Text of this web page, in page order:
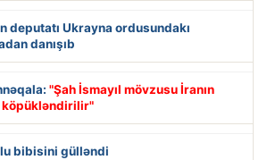
deputatı Ukrayna ordusundakı
danışıb
"Şah İsmayıl mövzusu İranın
bibisini gülləndi